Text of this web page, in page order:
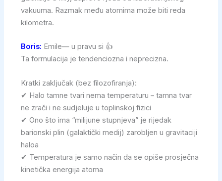
vakuuma. Razmak među atomima može biti reda
kilometra.
Boris: Emile— u pravu si 👍
Ta formulacija je tendenciozna i neprecizna.
Kratki zaključak (bez filozofiranja):
✔ Halo tamne tvari nema temperaturu – tamna tvar
ne zrači i ne sudjeluje u toplinskoj fizici
✔ Ono što ima “milijune stupnjeva” je rijedak
barionski plin (galaktički medij) zarobljen u gravitaciji
haloa
✔ Temperatura je samo način da se opiše prosječna
kinetička energija atoma